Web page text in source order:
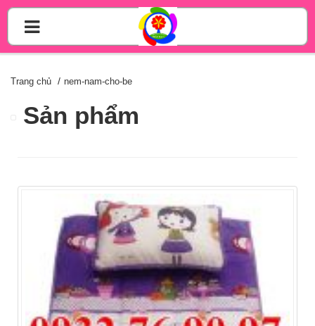
Trang chủ nem-nam-cho-be
Sản phẩm